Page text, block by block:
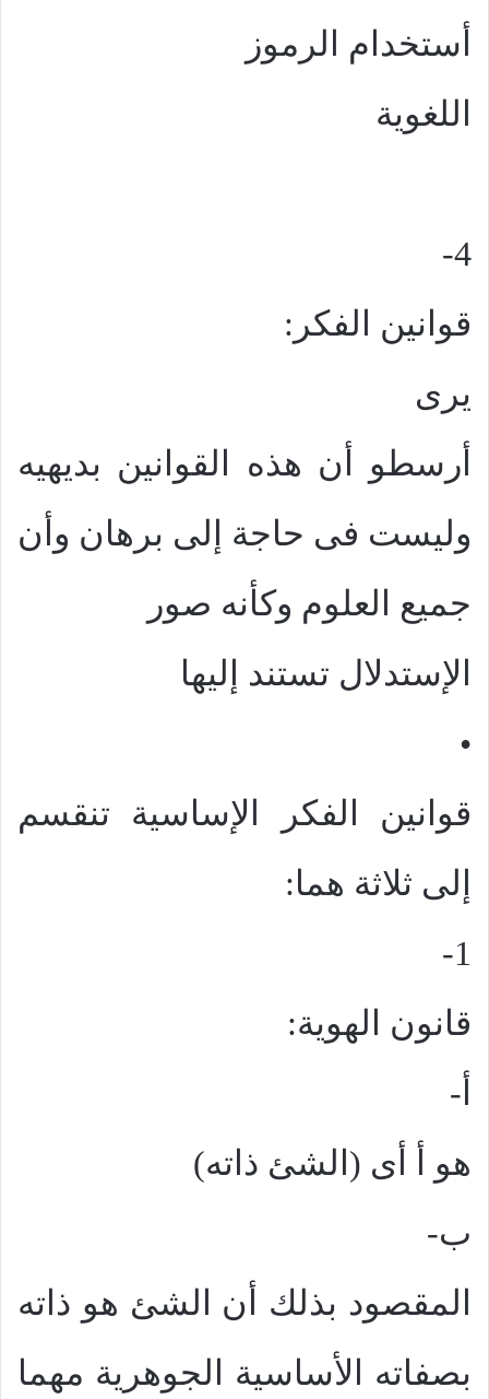
أستخدام الرموز
اللغوية
4-
قوانين الفكر:
يرى
أرسطو أن هذه القوانين بديهيه
وليست فى حاجة إلى برهان وأن
جميع العلوم وكأنه صور
الإستدلال تستند إليها
•
قوانين الفكر الإساسية تنقسم
إلى ثلاثة هما:
1-
قانون الهوية:
أ‌-
هو أ أى (الشئ ذاته)
ب‌-
المقصود بذلك أن الشئ هو ذاته
بصفاته الأساسية الجوهرية مهما